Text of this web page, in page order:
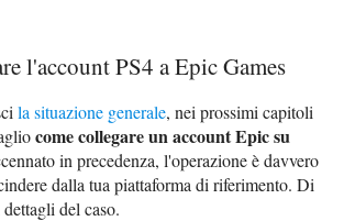
l'account PS4 a Epic Games
la situazione generale, nei prossimi capitoli
come collegare un account Epic su
in precedenza, l'operazione è davvero
dalla tua piattaforma di riferimento. Di
del caso.